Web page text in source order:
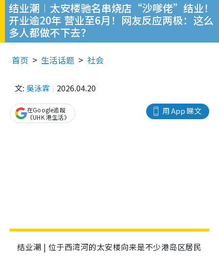
结业潮︱太安楼驰名串烧店“沙嗲佬”结业！
开业逾20年 营业至6月！网友反应两极：这么
多人都做不下去？
首页 生活话题 社会
文: 吳泳霖 2026.04.20
用 App 睇文
在Google追蹤
《UHK 港生活》
结业潮 | 位于西湾河的太安楼向来是不少港岛区居民